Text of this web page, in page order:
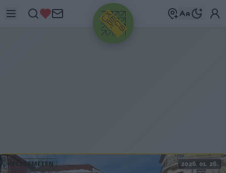
HIRDETÉS
KECSKEMÉTEN 2026. 01. 26.